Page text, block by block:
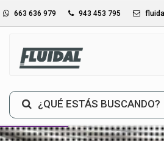
663 636 979 943 453 795
¿QUÉ ESTÁS BUSCANDO?